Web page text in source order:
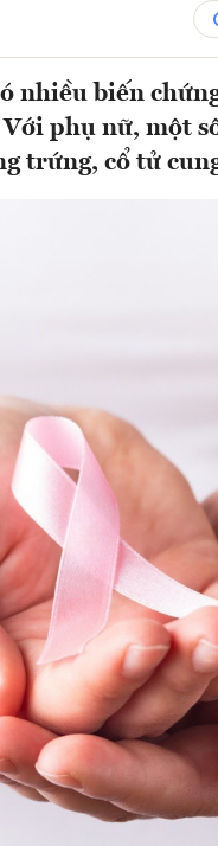
nhiều biến
phụ nữ, một
trứng, cổ tử